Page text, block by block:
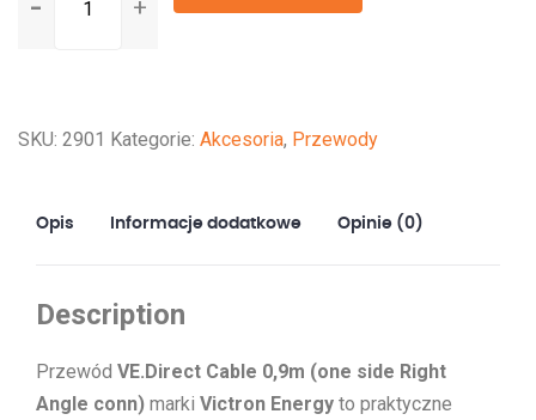
VE.Direct
przewód
Victron
SKU: 2901 Kategorie: Akcesoria, Przewody
Opis Informacje dodatkowe Opinie (0)
Description
Przewód VE.Direct Cable 0,9m (one side Right
Angle conn) marki Victron Energy to praktyczne